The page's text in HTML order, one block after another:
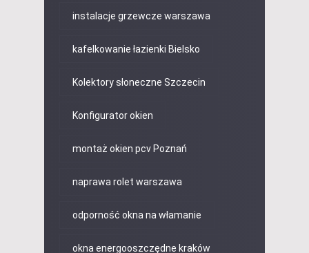
instalacje grzewcze warszawa
kafelkowanie łazienki Bielsko
Kolektory słoneczne Szczecin
Konfigurator okien
montaż okien pcv Poznań
naprawa rolet warszawa
odporność okna na włamanie
okna energooszczędne kraków